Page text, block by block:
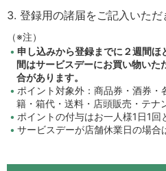
登録用の諸届をご記入いただ
（※注）
申し込みから登録までに２週間
間はサービスデーにお買い物いた
合があります。
ポイント対象外：商品券・酒券
籍・箱代・送料・店頭販売・テナ
ポイントの付与はお一人様1日1回
サービスデーが店舗休業日の場合